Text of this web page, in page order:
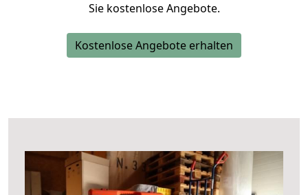
Sie kostenlose Angebote.
Kostenlose Angebote erhalten